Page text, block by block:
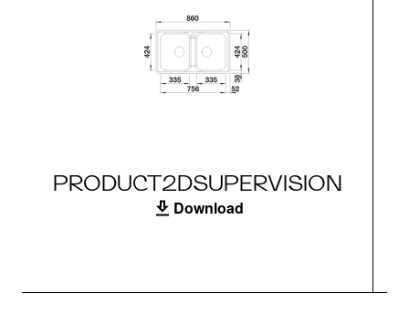
PRODUCT2DSUPERVISION
Download